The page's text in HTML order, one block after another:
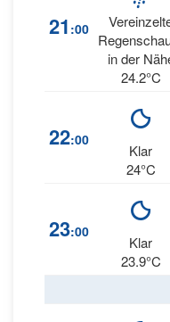
21 :00
in der
24.2°C
22:00
Klar
24°C
23:00
Klar
23.9°C